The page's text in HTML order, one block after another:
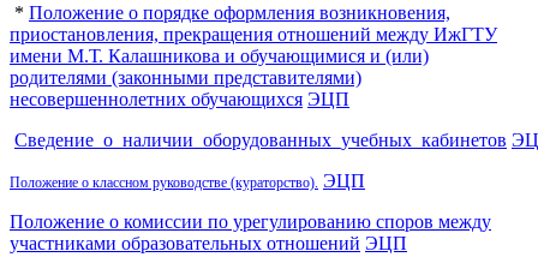
* Положение о порядке оформления возникновения,
приостановления, прекращения отношений между ИжГТУ
имени М.Т. Калашникова и обучающимися и (или)
родителями (законными представителями)
несовершеннолетних обучающихся ЭЦП
Сведение_о_наличии_оборудованных_учебных_кабинетов
Положение о классном руководстве (кураторство). ЭЦП
Положение о комиссии по урегулированию споров между
участниками образовательных отношений ЭЦП